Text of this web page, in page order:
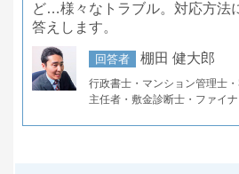
ど…様々なトラブル。対応方法
答えします。
回答者 棚田 健大郎
行政書士・マンション管理士
主任者・敷金診断士・ファイ